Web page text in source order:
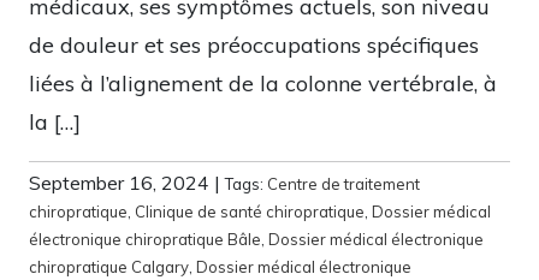
médicaux, ses symptômes actuels, son niveau
de douleur et ses préoccupations spécifiques
liées à l’alignement de la colonne vertébrale, à
la […]
September 16, 2024 |Tags: Centre de traitement
chiropratique Clinique de santé chiropratique Dossier médical
électronique chiropratique Bâle Dossier médical électronique
chiropratique Calgary Dossier médical électronique